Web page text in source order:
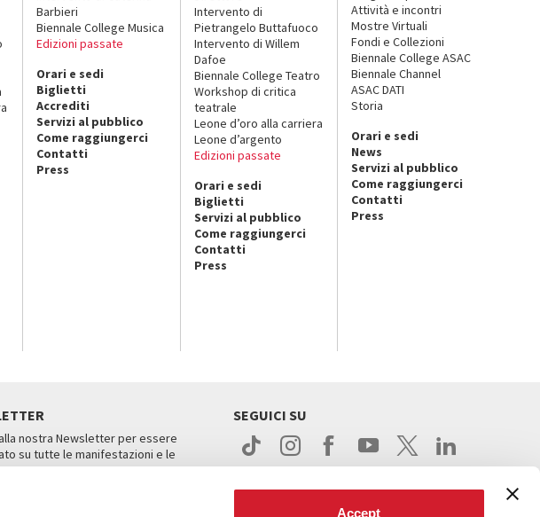
Accept
Barbieri
Biennale College Musica
Edizioni passate
Orari e sedi
Biglietti
Accrediti
Servizi al pubblico
Come raggiungerci
Contatti
Press
Intervento di
Pietrangelo Buttafuoco
Intervento di Willem
Dafoe
Biennale College Teatro
Workshop di critica
teatrale
Leone d’oro alla carriera
Leone d’argento
Edizioni passate
Orari e sedi
Biglietti
Servizi al pubblico
Come raggiungerci
Contatti
Press
Attività e incontri
Mostre Virtuali
Fondi e Collezioni
Biennale College ASAC
Biennale Channel
ASAC DATI
Storia
Orari e sedi
News
Servizi al pubblico
Come raggiungerci
Contatti
Press
nostra Newsletter per essere
su tutte le manifestazioni e le
SEGUICI SU